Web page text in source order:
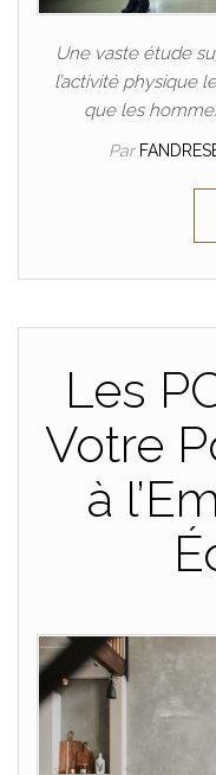
Une vaste étude
l’activité physique
que les
Par
Les
Votre
à